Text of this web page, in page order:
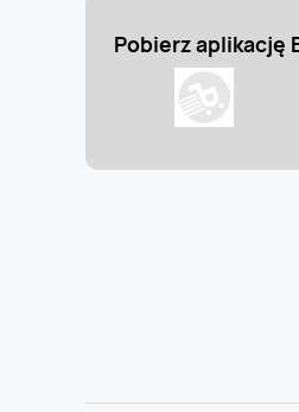
Pobierz aplikację